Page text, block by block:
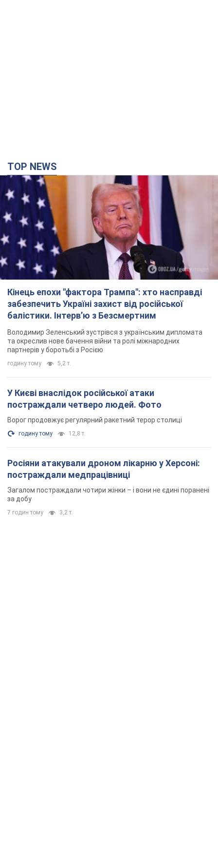
TOP NEWS
Кінець епохи "фактора Трампа": хто насправді
забезпечить Україні захист від російської
балістики. Інтерв’ю з Безсмертним
Володимир Зеленський зустрівся з українським дипломата
та окреслив нове бачення війни та ролі міжнародних
партнерів у боротьбі з Росією
годину тому 5,2 т.
У Києві внаслідок російської атаки
постраждали четверо людей. Фото
Ворог продовжує регулярний ракетний терор столиці
годину тому 12,8 т.
Росіяни атакували дроном лікарню у Херсоні:
постраждали медпрацівниці
Загалом постраждали чотири жінки – і вони не єдині поранені
за добу
7 годин тому 3,2 т.